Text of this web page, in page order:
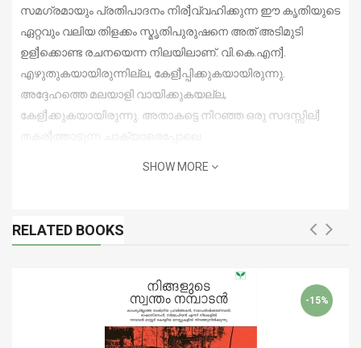
സമഗ്രമായും പ്രതിപാദനം നിര്]വ്വഹിക്കുന്ന ഈ കൃതിയുടെ
ഏറ്റവും വലിയ തിളക്കം സ്മൃതിപുരുഷനെ അത് അടിമുടി
ഉള്]ക്കൊണ്ട രചനയെന്ന നിലയിലാണ്. വി.കെ.എന്].
എഴുതുകയായിരുന്നില്ല, കേള്]പ്പിക്കുകയായിരുന്നു.
അദ്ദേഹത്തെ മലയാളി വായിക്കുകയല്ല,
കേള്]ക്കുകയായിരുന്നു. അതാകട്ടെ നിറഞ്ഞ ഒരു സദസ്സില്]
തകര്]ത്താടുന്ന ചാക്യാരെപ്പോലെ.
SHOW MORE
RELATED BOOKS
-15%